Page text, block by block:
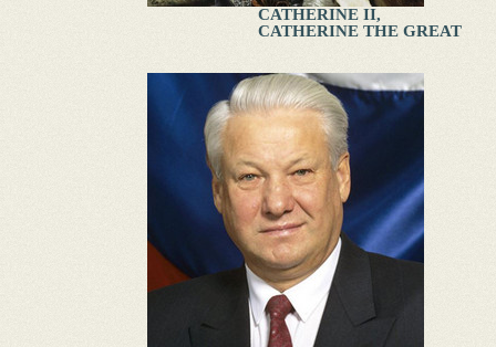
CATHERINE II,
CATHERINE THE GREAT